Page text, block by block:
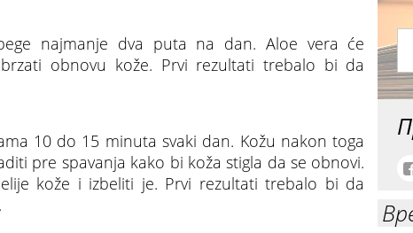
najmanje dva puta na dan. Aloe vera će
obnovu kože. Prvi rezultati trebalo bi da
10 do 15 minuta svaki dan. Kožu nakon toga
pre spavanja kako bi koža stigla da se obnovi.
kože i izbeliti je. Prvi rezultati trebalo bi da